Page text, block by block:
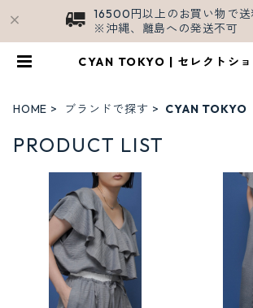
16500円以上のお買い物で送
※沖縄、離島への発送不可
CYAN TOKYO | セレクトショ
HOME ブランドで探す CYAN TOKYO
PRODUCT LIST